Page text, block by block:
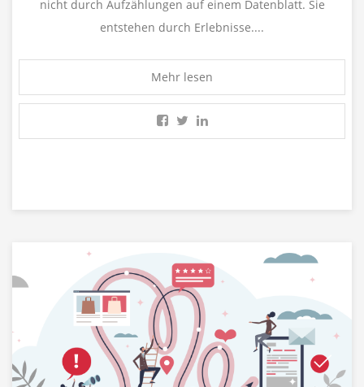
nicht durch Aufzählungen auf einem Datenblatt. Sie
entstehen durch Erlebnisse....
Mehr lesen